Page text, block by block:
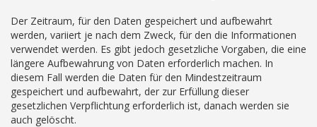
Der Zeitraum, für den Daten gespeichert und aufbewahrt
werden, variiert je nach dem Zweck, für den die Informationen
verwendet werden. Es gibt jedoch gesetzliche Vorgaben, die eine
längere Aufbewahrung von Daten erforderlich machen. In
diesem Fall werden die Daten für den Mindestzeitraum
gespeichert und aufbewahrt, der zur Erfüllung dieser
gesetzlichen Verpflichtung erforderlich ist, danach werden sie
auch gelöscht.